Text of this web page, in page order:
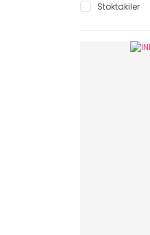
Stoktakiler